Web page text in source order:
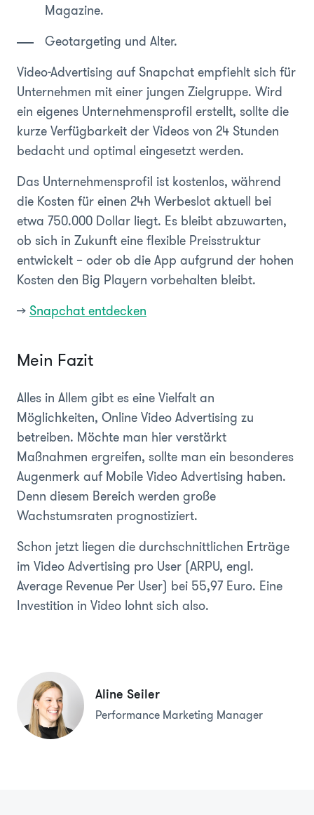
Magazine.
Geotargeting und Alter.
Video-Advertising auf Snapchat empfiehlt sich für
Unternehmen mit einer jungen Zielgruppe. Wird
ein eigenes Unternehmensprofil erstellt, sollte die
kurze Verfügbarkeit der Videos von 24 Stunden
bedacht und optimal eingesetzt werden.
Das Unternehmensprofil ist kostenlos, während
die Kosten für einen 24h Werbeslot aktuell bei
etwa 750.000 Dollar liegt. Es bleibt abzuwarten,
ob sich in Zukunft eine flexible Preisstruktur
entwickelt – oder ob die App aufgrund der hohen
Kosten den Big Playern vorbehalten bleibt.
>> Snapchat entdecken
Mein Fazit
Alles in Allem gibt es eine Vielfalt an
Möglichkeiten, Online Video Advertising zu
betreiben. Möchte man hier verstärkt
Maßnahmen ergreifen, sollte man ein besonderes
Augenmerk auf Mobile Video Advertising haben.
Denn diesem Bereich werden große
Wachstumsraten prognostiziert.
Schon jetzt liegen die durchschnittlichen Erträge
im Video Advertising pro User (ARPU, engl.
Average Revenue Per User) bei 55,97 Euro. Eine
Investition in Video lohnt sich also.
Aline Seiler
Performance Marketing Manager